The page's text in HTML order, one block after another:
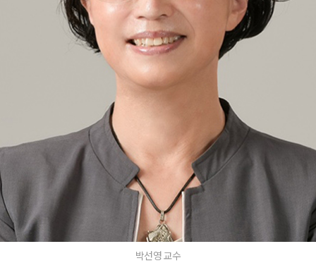
박선영 교수